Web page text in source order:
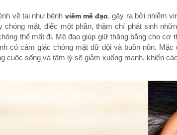
về tai như bệnh viêm mê đạo, gây ra bởi nhiễm
chóng mặt, điếc một phần, thậm chí phát sinh
thể mất đi. Mê đạo giúp giữ thăng bằng cho cơ
có cảm giác chóng mặt dữ dội và buồn nôn.
cuộc sống và tâm lý sẽ giảm xuống mạnh, khiến